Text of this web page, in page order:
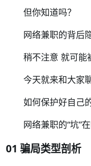
但你知道吗？
网络兼职的背后
稍不注意 就可能
今天就来和大家
如何保护好自己
网络兼职的“坑”在
01 骗局类型剖析